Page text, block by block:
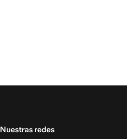
Nuestras redes